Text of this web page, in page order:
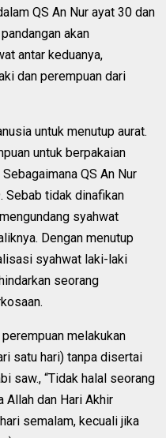
QS An Nur ayat 30 dan
akan
antar keduanya,
dan perempuan dari
untuk menutup aurat.
untuk berpakaian
QS An Nur
Sebab tidak dinafikan
syahwat
Dengan menutup
syahwat laki-laki
seorang
melakukan
satu hari) tanpa disertai
saw., “Tidak halal seorang
Allah dan Hari Akhir
semalam, kecuali jika